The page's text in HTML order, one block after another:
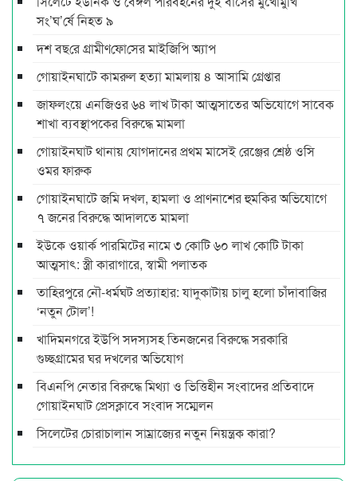
সং’ঘ’র্ষে নিহত ৯
দশ বছ‌রে গ্রামীণ‌ফো‌সের মাইজিপি অ্যাপ
গোয়াইনঘাটে কামরুল হত্যা মামলায় ৪ আসামি গ্রেপ্তার
জাফলংয়ে এনজিওর ৬৪ লাখ টাকা আত্মসাতের অভিযোগে সাবেক
শাখা ব্যবস্থাপকের বিরুদ্ধে মামলা
গোয়াইনঘাট থানায় যোগদানের প্রথম মাসেই রেঞ্জের শ্রেষ্ঠ ওসি
ওমর ফারুক
গোয়াইনঘাটে জমি দখল, হামলা ও প্রাণনাশের হুমকির অভিযোগে
৭ জনের বিরুদ্ধে আদালতে মামলা
ইউকে ওয়ার্ক পারমিটের নামে ৩ কোটি ৬০ লাখ কোটি টাকা
আত্মসাৎ: স্ত্রী কারাগারে, স্বামী পলাতক
তাহিরপুরে নৌ-ধর্মঘট প্রত্যাহার: যাদুকাটায় চালু হলো চাঁদাবাজির
‘নতুন টোল’!
খাদিমনগরে ইউপি সদস্যসহ তিনজনের বিরুদ্ধে সরকারি
গুচ্ছগ্রামের ঘর দখলের অভিযোগ
বিএনপি নেতার বিরুদ্ধে মিথ্যা ও ভিত্তিহীন সংবাদের প্রতিবাদে
গোয়াইনঘাট প্রেসক্লাবে সংবাদ সম্মেলন
সিলেটের চোরাচালান সাম্রাজ্যের নতুন নিয়ন্ত্রক কারা?